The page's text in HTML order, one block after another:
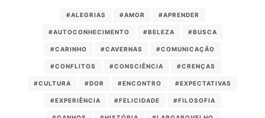
#ALEGRIAS #AMOR #APRENDER
#AUTOCONHECIMENTO #BELEZA #BUSCA
#CARINHO #CAVERNAS #COMUNICAÇÃO
#CONFLITOS #CONSCIÊNCIA #CRENÇAS
#CULTURA #DOR #ENCONTRO #EXPECTATIVAS
#EXPERIÊNCIA #FELICIDADE #FILOSOFIA